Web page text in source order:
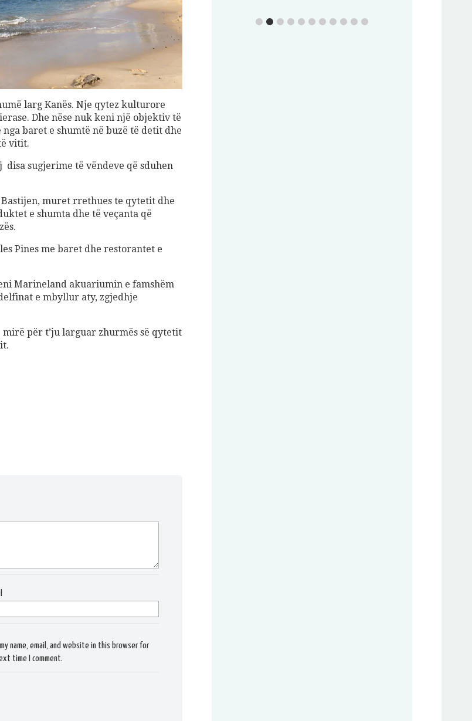
larg Kanës. Nje qytez kulturore
Dhe nëse nuk keni një objektiv të
baret e shumtë në buzë të detit dhe
vitit.
sugjerime të vëndeve që sduhen
muret rrethues te qytetit dhe
e shumta dhe të veçanta që
Pines me baret dhe restorantet e
Marineland akuariumin e famshëm
e mbyllur aty, zgjedhje
për t’ju larguar zhurmës së qytetit
name, email, and website in this browser for
time I comment.